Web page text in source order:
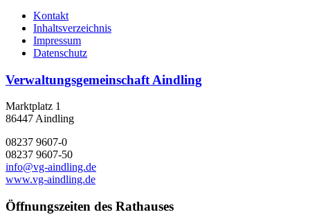
Kontakt
Inhaltsverzeichnis
Impressum
Datenschutz
Verwaltungsgemeinschaft Aindling
Marktplatz 1
86447 Aindling
08237 9607-0
08237 9607-50
info@vg-aindling.de
www.vg-aindling.de
Öffnungszeiten des Rathauses